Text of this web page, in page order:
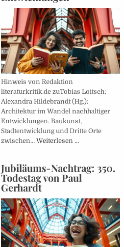
Hinweis von Redaktion
literaturkritik.de zuTobias Loitsch;
Alexandra Hildebrandt (Hg.):
Architektur im Wandel nachhaltiger
Entwicklungen. Baukunst,
Stadtentwicklung und Dritte Orte
zwischen… Weiterlesen …
Jubiläums-Nachtrag: 350.
Todestag von Paul
Gerhardt